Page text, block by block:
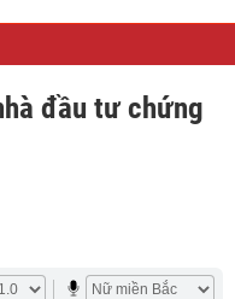
đầu tư chứng